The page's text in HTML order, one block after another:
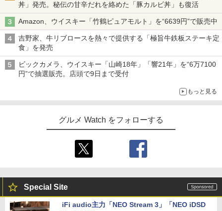
丼」発売。秘伝の甘辛だれを絡めた「豚カルビ丼」も復活
Amazon、ウイスキー「竹鶴ピュアモルト」を“6639円”で販売中
吉野家、牛リブロースを熱々で提供する「極旨牛鉄板ステーキ定
食」を発売
ビックカメラ、ウイスキー「山崎18年」「響21年」を“6万7100
円”で抽選販売。店頭で9日まで受付
もっと見る
グルメ Watch をフォローする
Special Site
iFi audio主力「NEO Stream 3」「NEO iDSD